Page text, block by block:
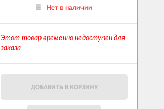
Нет в наличии
Этот товар временно недоступен для
заказа
ДОБАВИТЬ В КОРЗИНУ